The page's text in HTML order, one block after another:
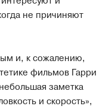
не причиняют
и, к сожалению,
фильмов Гарри
заметка
и скорость»,